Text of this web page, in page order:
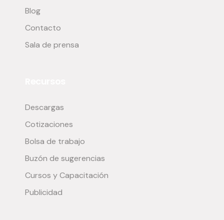
Blog
Contacto
Sala de prensa
Descargas
Cotizaciones
Bolsa de trabajo
Buzón de sugerencias
Cursos y Capacitación
Publicidad